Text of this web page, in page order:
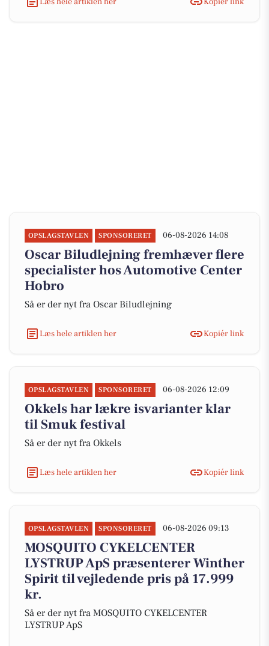
OPSLAGSTAVLEN SPONSORERET 06-08-2026 14:08
Oscar Biludlejning fremhæver flere
specialister hos Automotive Center
Hobro
Så er der nyt fra Oscar Biludlejning
Læs hele artiklen her Kopiér link
OPSLAGSTAVLEN SPONSORERET 06-08-2026 12:09
Okkels har lækre isvarianter klar
til Smuk festival
Så er der nyt fra Okkels
Læs hele artiklen her Kopiér link
OPSLAGSTAVLEN SPONSORERET 06-08-2026 09:13
MOSQUITO CYKELCENTER
LYSTRUP ApS præsenterer Winther
Spirit til vejledende pris på 17.999
kr.
Så er der nyt fra MOSQUITO CYKELCENTER
LYSTRUP ApS